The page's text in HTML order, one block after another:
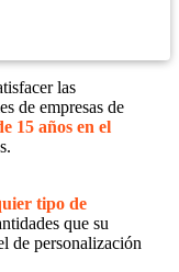
las
de empresas de
15 años en el
tipo de
que su
de personalización